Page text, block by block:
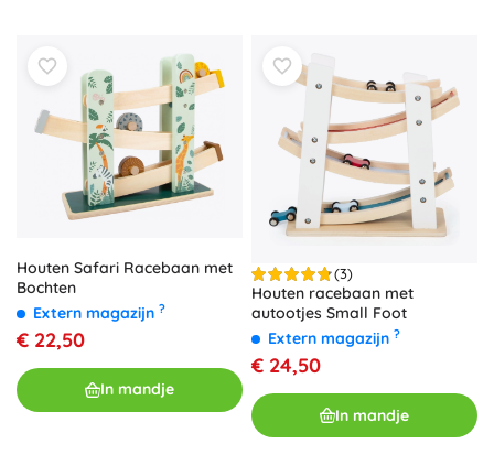
Houten Safari Racebaan met
Bochten
Extern magazijn ?
€ 22,50
In mandje
(3)
Houten racebaan met
autootjes Small Foot
Extern magazijn ?
€ 24,50
In mandje